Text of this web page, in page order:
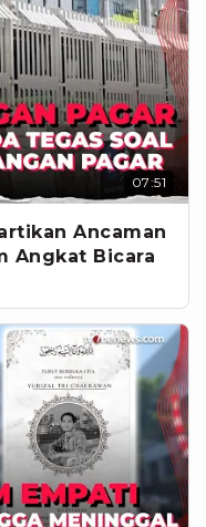
07:51
Ancaman
Angkat Bicara